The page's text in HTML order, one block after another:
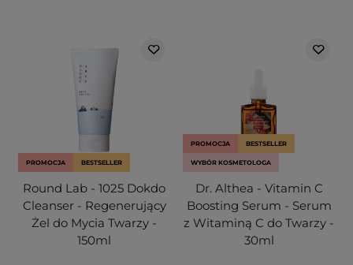
PROMOCJA BESTSELLER
Round Lab - 1025 Dokdo
Cleanser - Regenerujący
Żel do Mycia Twarzy -
150ml
PROMOCJA BESTSELLER
WYBÓR KOSMETOLOGA
Dr. Althea - Vitamin C
Boosting Serum - Serum
z Witaminą C do Twarzy -
30ml